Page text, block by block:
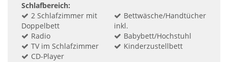
Schlafbereich:
2 Schlafzimmer mit
Doppelbett
Bettwäsche/Handtücher
inkl.
Radio
Babybett/Hochstuhl
TV im Schlafzimmer
Kinderzustellbett
CD-Player